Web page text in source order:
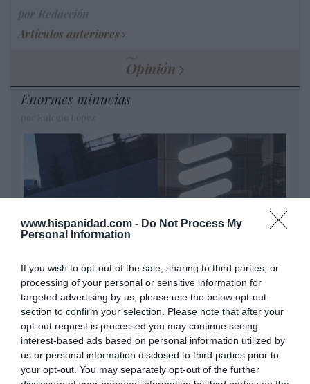
www.hispanidad.com - Do Not Process My
Personal Information
If you wish to opt-out of the sale, sharing to third parties, or
processing of your personal or sensitive information for
targeted advertising by us, please use the below opt-out
section to confirm your selection. Please note that after your
opt-out request is processed you may continue seeing
interest-based ads based on personal information utilized by
us or personal information disclosed to third parties prior to
your opt-out. You may separately opt-out of the further
Artículos anteriores
Opinión
Enormes minucias
Nokia, Ericsson... Huawei: lo que importan
son las patentes
Eulogio López
Isabel Pantoja pierde dos pleitos